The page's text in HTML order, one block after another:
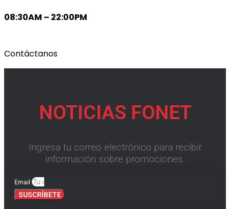
08:30AM – 22:00PM
Contáctanos
NOTICIAS FONET
Ingresa tu correo electrónico para recibir
información sobre promociones.
Email
SUSCRÍBETE